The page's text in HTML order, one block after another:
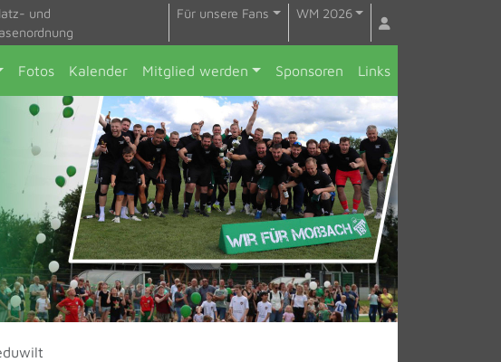
und
Für unsere Fans WM 2026
Fotos Kalender Mitglied werden Sponsoren Links